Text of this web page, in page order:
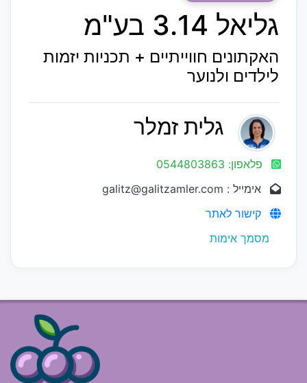
גליאל 3.14 בע"מ
האקתונים חווייתיים + תכניות יזמות
לילדים ולנוער
גלית זמלר
פלאפון: 0544803863
אימייל : galitz@galitzamler.com
קישור לאתר
מסמך אימות